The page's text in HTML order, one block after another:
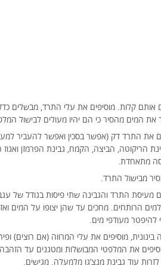
אותם קלות. מוסיפים את עלי התרד, מבשלים
המים מהסיר כי הם יהיו מעולים לבישול
את התרד דק (אפשר בסכין ואפשר להעביר
הריקוטה, הביצה, הקמח, גבינת הפרמזן
מתאחדת.
מבישול התרד.
התרד והגבינה שתי פיסות בגודל של
להיפטר מעודפי מים.
מוסיפים את עלי המרווה (אם רוצים)
את המלפטי המבושלות ומטגנים עד
עוד גבינת מנצ’גו מלמעלה. מגישים.